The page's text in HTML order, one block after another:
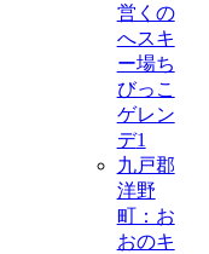
営くの
へスキ
ー場ち
びっこ
ゲレン
デ1
九戸郡
洋野
町：お
おのキ